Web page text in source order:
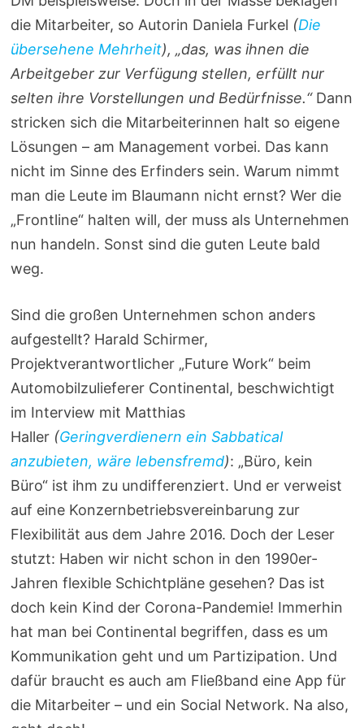
die Mitarbeiter, so Autorin Daniela Furkel (Die
übersehene Mehrheit), „das, was ihnen die
Arbeitgeber zur Verfügung stellen, erfüllt nur
selten ihre Vorstellungen und Bedürfnisse.“Dann
stricken sich die Mitarbeiterinnen halt so eigene
Lösungen – am Management vorbei. Das kann
nicht im Sinne des Erfinders sein. Warum nimmt
man die Leute im Blaumann nicht ernst? Wer die
„Frontline“ halten will, der muss als Unternehmen
nun handeln. Sonst sind die guten Leute bald
weg.
Sind die großen Unternehmen schon anders
aufgestellt? Harald Schirmer,
Projektverantwortlicher „Future Work“ beim
Automobilzulieferer Continental, beschwichtigt
im Interview mit Matthias
Haller (Geringverdienern ein Sabbatical
anzubieten, wäre lebensfremd): „Büro, kein
Büro“ ist ihm zu undifferenziert. Und er verweist
auf eine Konzernbetriebsvereinbarung zur
Flexibilität aus dem Jahre 2016. Doch der Leser
stutzt: Haben wir nicht schon in den 1990er-
Jahren flexible Schichtpläne gesehen? Das ist
doch kein Kind der Corona-Pandemie! Immerhin
hat man bei Continental begriffen, dass es um
Kommunikation geht und um Partizipation. Und
dafür braucht es auch am Fließband eine App für
die Mitarbeiter – und ein Social Network. Na also,